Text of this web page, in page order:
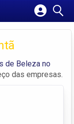
de Beleza no
das empresas.